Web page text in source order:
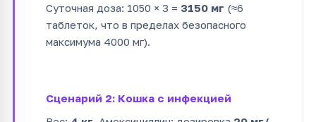
Суточная доза: 1050 × 3 = 3150 мг (≈6
таблеток, что в пределах безопасного
максимума 4000 мг).
Сценарий 2: Кошка с инфекцией